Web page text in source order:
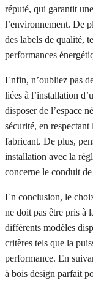
réputé, qui garantit
l’environnement. De
des labels de qualité,
performances
Enfin, n’oubliez pas
liées à l’installation
disposer de l’espace
sécurité, en
fabricant. De plus,
installation avec la
concerne le conduit
En conclusion, le
ne doit pas être pris à
différents modèles
critères tels que la
performance. En
à bois design parfait